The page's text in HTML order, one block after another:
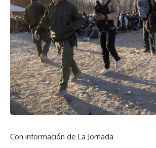
Con información de La Jornada